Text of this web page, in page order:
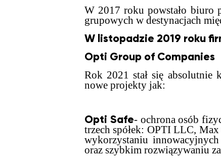
W 2017 roku powstało biuro
grupowych w destynacjach
W listopadzie 2019 roku
Opti Group of Companies
Rok 2021 stał się absolutnie
nowe projekty jak:
Opti Safe- ochrona osób
trzech spółek: OPTI LLC,
wykorzystaniu
oraz szybkim rozwiązywaniu